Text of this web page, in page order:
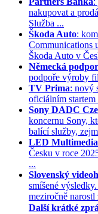
nakupovat a
Služba ...
Škoda Auto:
Communications
Škoda Auto v
Německá
podpoře výroby
TV Prima: nový
oficiálním
Sony DADC
koncernu Sony,
balící služby,
LED Multimedia
Česku v roce
...
Slovenský
smíšené
meziročně narostl
Další krátké